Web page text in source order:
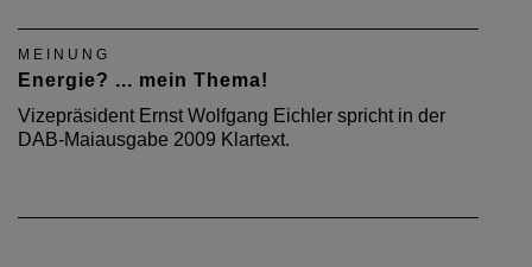
MEINUNG
Energie? ... mein Thema!
Vizepräsident Ernst Wolfgang Eichler spricht in der
DAB-Maiausgabe 2009 Klartext.